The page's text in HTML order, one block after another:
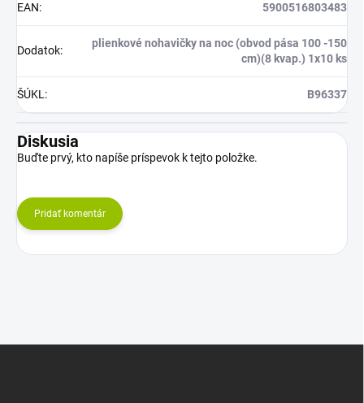
EAN: 5900516803483
Dodatok:
plienkové nohavičky na noc (obvod pása 100 -150
cm)(8 kvap.) 1x10 ks
ŠÚKL : B96337
Diskusia
Buďte prvý, kto napíše príspevok k tejto položke.
Pridať komentár